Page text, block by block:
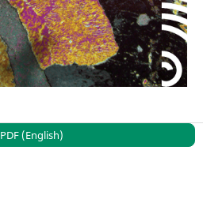
PDF (English)